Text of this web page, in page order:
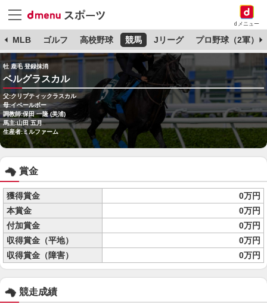
dメニュー
MLB ゴルフ 高校野球 競馬 Jリーグ プロ野球（2軍）
牡 鹿毛 登録抹消
ベルグラスカル
父:クリプティックラスカル
母:イベールボー
調教師:保田 一隆 (美浦)
馬主:山田 五月
生産者:ミルファーム
賞金
獲得賞金
0万円
本賞金
0万円
付加賞金
0万円
収得賞金（平地）
0万円
収得賞金（障害）
0万円
競走成績